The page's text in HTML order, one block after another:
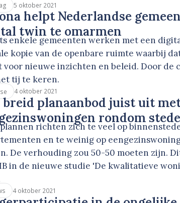
5 oktober 2021
helpt Nederlandse
twin te omarmen
enkele gemeenten werken met een
kopie van de openbare ruimte waarbij
voor nieuwe inzichten en beleid. Door de
tij te keren.
4 oktober 2021
breid planaanbod juist uit
rondom
richten zich te veel op
en te weinig op
De verhouding zou 50-50 moeten zijn.
in de nieuwe studie 'De kwalitatieve
4 oktober 2021